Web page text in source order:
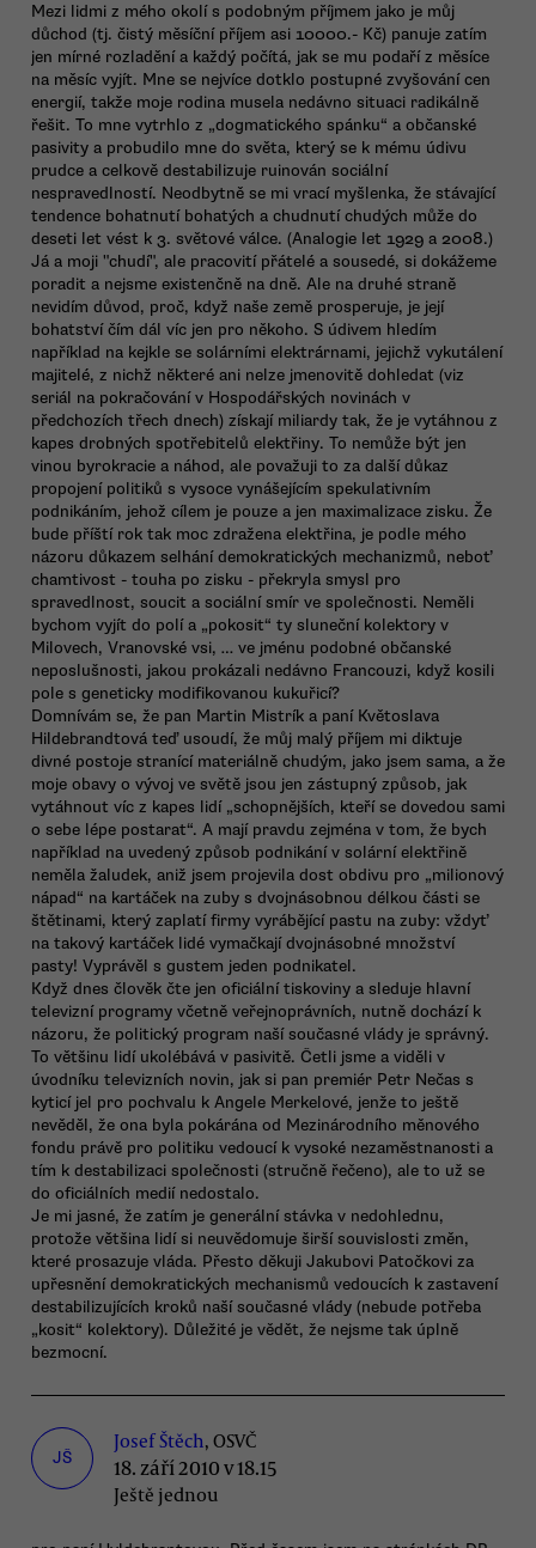
Mezi lidmi z mého okolí s podobným příjmem jako je můj
důchod (tj. čistý měsíční příjem asi 10000.- Kč) panuje zatím
jen mírné rozladění a každý počítá, jak se mu podaří z měsíce
na měsíc vyjít. Mne se nejvíce dotklo postupné zvyšování cen
energií, takže moje rodina musela nedávno situaci radikálně
řešit. To mne vytrhlo z „dogmatického spánku“ a občanské
pasivity a probudilo mne do světa, který se k mému údivu
prudce a celkově destabilizuje ruinován sociální
nespravedlností. Neodbytně se mi vrací myšlenka, že stávající
tendence bohatnutí bohatých a chudnutí chudých může do
deseti let vést k 3. světové válce. (Analogie let 1929 a 2008.)
Já a moji "chudí", ale pracovití přátelé a sousedé, si dokážeme
poradit a nejsme existenčně na dně. Ale na druhé straně
nevidím důvod, proč, když naše země prosperuje, je její
bohatství čím dál víc jen pro někoho. S údivem hledím
například na kejkle se solárními elektrárnami, jejichž vykutálení
majitelé, z nichž některé ani nelze jmenovitě dohledat (viz
seriál na pokračování v Hospodářských novinách v
předchozích třech dnech) získají miliardy tak, že je vytáhnou z
kapes drobných spotřebitelů elektřiny. To nemůže být jen
vinou byrokracie a náhod, ale považuji to za další důkaz
propojení politiků s vysoce vynášejícím spekulativním
podnikáním, jehož cílem je pouze a jen maximalizace zisku. Že
bude příští rok tak moc zdražena elektřina, je podle mého
názoru důkazem selhání demokratických mechanizmů, neboť
chamtivost - touha po zisku - překryla smysl pro
spravedlnost, soucit a sociální smír ve společnosti. Neměli
bychom vyjít do polí a „pokosit“ ty sluneční kolektory v
Milovech, Vranovské vsi, … ve jménu podobné občanské
neposlušnosti, jakou prokázali nedávno Francouzi, když kosili
pole s geneticky modifikovanou kukuřicí?
Domnívám se, že pan Martin Mistrík a paní Květoslava
Hildebrandtová teď usoudí, že můj malý příjem mi diktuje
divné postoje stranící materiálně chudým, jako jsem sama, a že
moje obavy o vývoj ve světě jsou jen zástupný způsob, jak
vytáhnout víc z kapes lidí „schopnějších, kteří se dovedou sami
o sebe lépe postarat“. A mají pravdu zejména v tom, že bych
například na uvedený způsob podnikání v solární elektřině
neměla žaludek, aniž jsem projevila dost obdivu pro „milionový
nápad“ na kartáček na zuby s dvojnásobnou délkou části se
štětinami, který zaplatí firmy vyrábějící pastu na zuby: vždyť
na takový kartáček lidé vymačkají dvojnásobné množství
pasty! Vyprávěl s gustem jeden podnikatel.
Když dnes člověk čte jen oficiální tiskoviny a sleduje hlavní
televizní programy včetně veřejnoprávních, nutně dochází k
názoru, že politický program naší současné vlády je správný.
To většinu lidí ukolébává v pasivitě. Četli jsme a viděli v
úvodníku televizních novin, jak si pan premiér Petr Nečas s
kyticí jel pro pochvalu k Angele Merkelové, jenže to ještě
nevěděl, že ona byla pokárána od Mezinárodního měnového
fondu právě pro politiku vedoucí k vysoké nezaměstnanosti a
tím k destabilizaci společnosti (stručně řečeno), ale to už se
do oficiálních medií nedostalo.
Je mi jasné, že zatím je generální stávka v nedohlednu,
protože většina lidí si neuvědomuje širší souvislosti změn,
které prosazuje vláda. Přesto děkuji Jakubovi Patočkovi za
upřesnění demokratických mechanismů vedoucích k zastavení
destabilizujících kroků naší současné vlády (nebude potřeba
„kosit“ kolektory). Důležité je vědět, že nejsme tak úplně
bezmocní.
JŠ
Josef Štěch, OSVČ
18. září 2010 v 18.15
Ještě jednou